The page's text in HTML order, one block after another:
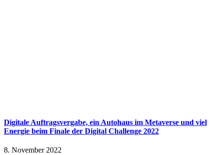
Digitale Auftragsvergabe, ein Autohaus im Metaverse und viel
Energie beim Finale der Digital Challenge 2022
8. November 2022